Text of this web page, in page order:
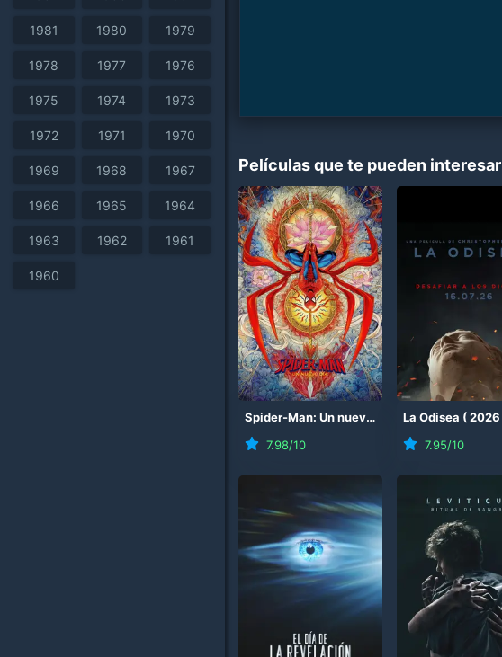
1981 1980 1979
1978 1977 1976
1975 1974 1973
1972 1971 1970
1969 1968 1967
1966 1965 1964
1963 1962 1961
1960
Películas que te pueden interesar
Spider-Man: Un nuevo día (2026)
7.98/10
La Odisea (2026
7.95/10